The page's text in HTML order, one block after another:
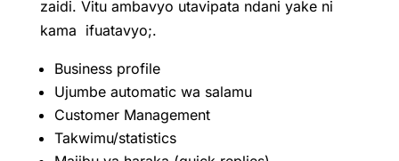
zaidi. Vitu ambavyo utavipata ndani yake ni
kama ifuatavyo;.
Business profile
Ujumbe automatic wa salamu
Customer Management
Takwimu/statistics